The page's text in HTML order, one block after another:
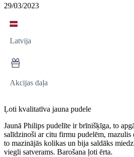
29/03/2023
Latvija
Akcijas daļa
Ļoti kvalitatīva jauna pudele
Jaunā Philips pudelīte ir brīnišķīga, to
salīdzinoši ar citu firmu pudelēm,
to mazinājās kolikas un bija saldāks
viegli satverams. Barošana ļoti ērta.